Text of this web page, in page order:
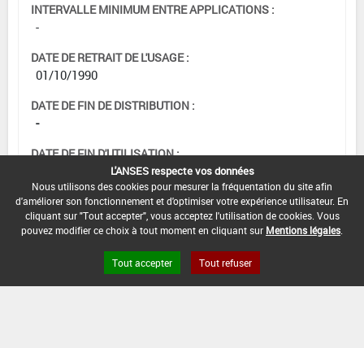
INTERVALLE MINIMUM ENTRE APPLICATIONS :
-
DATE DE RETRAIT DE L'USAGE :
01/10/1990
DATE DE FIN DE DISTRIBUTION :
-
DATE DE FIN D'UTILISATION :
L'ANSES respecte vos données
Nous utilisons des cookies pour mesurer la fréquentation du site afin
d'améliorer son fonctionnement et d'optimiser votre expérience utilisateur. En
cliquant sur "Tout accepter", vous acceptez l'utilisation de cookies. Vous
pouvez modifier ce choix à tout moment en cliquant sur Mentions légales
Tout accepter Tout refuser